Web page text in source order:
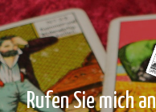
Rufen Sie mich